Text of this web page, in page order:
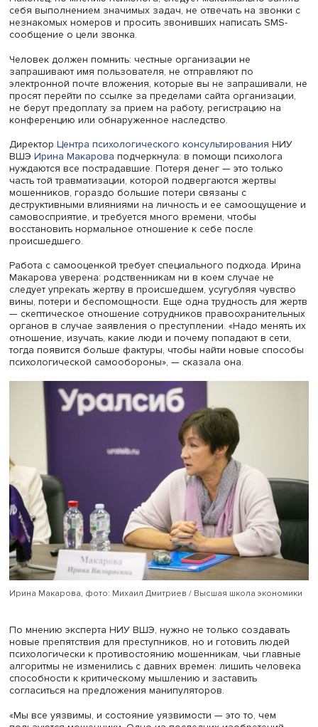
По мнению эксперта, жертвами мошенников чаще
люди с зависимым типом личности, склонные
других, в том числе пожилые, привыкшие полагаться на
также люди с повышенной виктимностью, склонные к
состраданию, ослабленные из-за депрессий и
Мошенники делятся на агрессоров («хищников»),
целенаправленно причиняющих людям боль и вред, и
манипуляторов, получающих удовольствие. «Хищники»
часто люди с криминальным опытом, с низким уровнем
сострадания, их цель — преодолеть препятствие и
доступ к деньгам. Манипуляторы же получают
радуют свое эго.
Все они пытаются отключить контроль и
прибегая к давлению, нагнетая страх и сообщая
информацию. Далее подключаются манипулятивные
Они располагают скриптами, тренируют голосовые
и резкие переходы от проникновенных интонаций к
навязчивым и жестким, создавая гипнотический
также используют онлайн-курсы по манипуляции.
ОПГ, специализирующиеся на кибермошенничестве,
возможно, изучают «проходные» и «непроходные»
звонков.
Если преступникам удается подавить разум, у жертвы
включиться схема «беспомощный капитулянт», ложное
смирение с требованиями, следование ошибочной
что другие возьмут на себя контроль над ситуацией.
ведет себя послушно, пассивно и из страха перед
конфликтом и/или давлением на него готов переносить
грубое обращение. Может также возникнуть эффект
оптимизма «спасителя» собственных денег, а также
утрата критического мышления.
Для противостояния мошенникам необходимо
управлять эмоциями и снижать стресс в моменте, когда
может вспыхнуть под давлением. Также следует изучить
собственные навыки критического мышления, свои
места.
себя выполнением значимых задач, не отвечать на
незнакомых номеров и просить звонивших написать
сообщение о цели звонка.
Человек должен помнить: честные организации не
электронной почте вложения, которые вы не